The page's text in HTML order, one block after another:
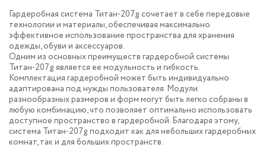
Гардеробная система Титан-207g сочетает в себе передовые
технологии и материалы, обеспечивая максимально
эффективное использование пространства для хранения
одежды, обуви и аксессуаров.
Одним из основных преимуществ гардеробной системы
Титан-207g является ее модульность и гибкость.
Комплектация гардеробной может быть индивидуально
адаптирована под нужды пользователя. Модули
разнообразных размеров и форм могут быть легко собраны в
любую комбинацию, что позволяет оптимально использовать
доступное пространство в гардеробной. Благодаря этому,
система Титан-207g подходит как для небольших гардеробных
комнат, так и для больших пространств.